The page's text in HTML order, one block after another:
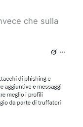
che sulla